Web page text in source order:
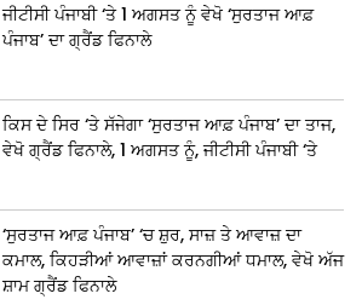
ਜੀਟੀਸੀ ਪੰਜਾਬੀ ‘ਤੇ 1 ਅਗਸਤ ਨੂੰ ਵੇਖੋ ‘ਸੁਰਤਾਜ ਆਫ਼
ਪੰਜਾਬ’ ਦਾ ਗ੍ਰੈਂਡ ਫਿਨਾਲੇ
ਕਿਸ ਦੇ ਸਿਰ ‘ਤੇ ਸੱਜੇਗਾ ‘ਸੁਰਤਾਜ ਆਫ਼ ਪੰਜਾਬ’ ਦਾ ਤਾਜ,
ਵੇਖੋ ਗ੍ਰੈਂਡ ਫਿਨਾਲੇ, 1 ਅਗਸਤ ਨੂੰ, ਜੀਟੀਸੀ ਪੰਜਾਬੀ ‘ਤੇ
‘ਸੁਰਤਾਜ ਆਫ਼ ਪੰਜਾਬ’ ‘ਚ ਸ਼ੁਰ, ਸਾਜ਼ ਤੇ ਆਵਾਜ਼ ਦਾ
ਕਮਾਲ, ਕਿਹੜੀਆਂ ਆਵਾਜ਼ਾਂ ਕਰਨਗੀਆਂ ਧਮਾਲ, ਵੇਖੋ ਅੱਜ
ਸ਼ਾਮ ਗ੍ਰੈਂਡ ਫਿਨਾਲੇ